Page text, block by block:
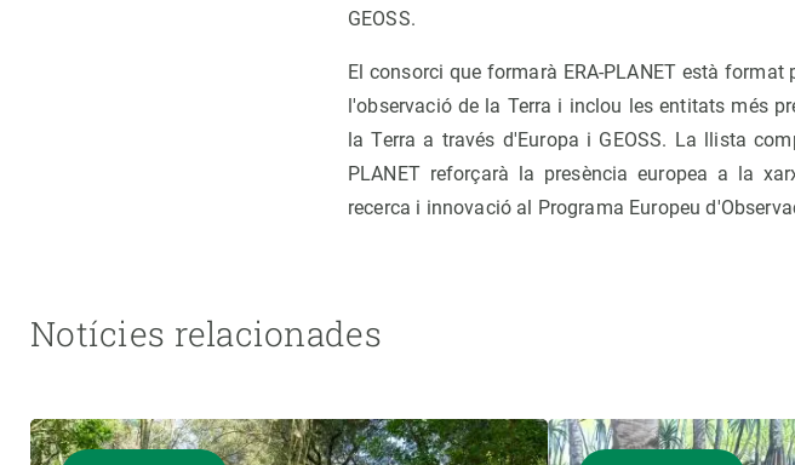
GEOSS.
El consorci que formarà ERA-PLANET està
l'observació de la Terra i inclou les entitats més
la Terra a través d'Europa i GEOSS. La llista
PLANET reforçarà la presència europea a la
recerca i innovació al Programa Europeu
Notícies relacionades